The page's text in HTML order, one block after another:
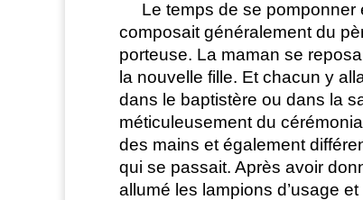
Le temps de se pomponner
composait généralement du
porteuse. La maman se
la nouvelle fille. Et chacun y
dans le baptistère ou dans la
méticuleusement du
des mains et également
qui se passait. Après avoir
allumé les lampions d’usage